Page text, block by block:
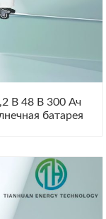
В 48 В 300 Ач
батарея